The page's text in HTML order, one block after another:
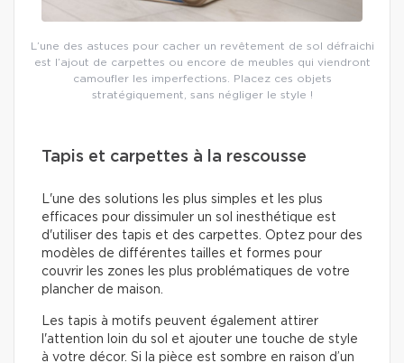
L’une des astuces pour cacher un revêtement de sol défraichi
est l’ajout de carpettes ou encore de meubles qui viendront
camoufler les imperfections. Placez ces objets
stratégiquement, sans négliger le style !
Tapis et carpettes à la rescousse
L'une des solutions les plus simples et les plus
efficaces pour dissimuler un sol inesthétique est
d'utiliser des tapis et des carpettes. Optez pour des
modèles de différentes tailles et formes pour
couvrir les zones les plus problématiques de votre
plancher de maison.
Les tapis à motifs peuvent également attirer
l'attention loin du sol et ajouter une touche de style
à votre décor. Si la pièce est sombre en raison d’un